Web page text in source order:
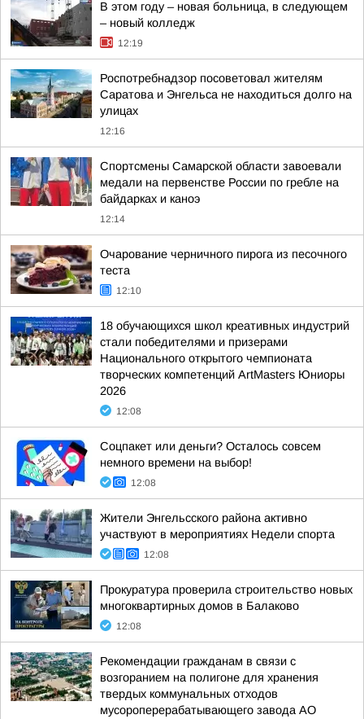
В этом году – новая больница, в следующем
– новый колледж
12:19
Роспотребнадзор посоветовал жителям
Саратова и Энгельса не находиться долго на
улицах
12:16
Спортсмены Самарской области завоевали
медали на первенстве России по гребле на
байдарках и каноэ
12:14
Очарование черничного пирога из песочного
теста
12:10
18 обучающихся школ креативных индустрий
стали победителями и призерами
Национального открытого чемпионата
творческих компетенций ArtMasters Юниоры
2026
12:08
Соцпакет или деньги? Осталось совсем
немного времени на выбор!
12:08
Жители Энгельсского района активно
участвуют в мероприятиях Недели спорта
12:08
Прокуратура проверила строительство новых
многоквартирных домов в Балаково
12:08
Рекомендации гражданам в связи с
возгоранием на полигоне для хранения
твердых коммунальных отходов
мусороперерабатывающего завода АО